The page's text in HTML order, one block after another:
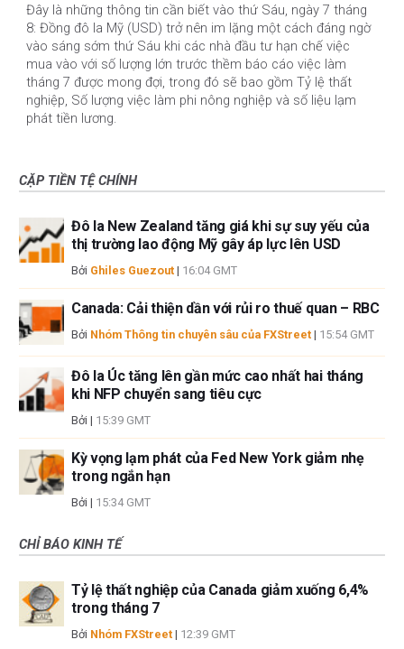
Đây là những thông tin cần biết vào thứ Sáu, ngày 7 tháng
8: Đồng đô la Mỹ (USD) trở nên im lặng một cách đáng ngờ
vào sáng sớm thứ Sáu khi các nhà đầu tư hạn chế việc
mua vào với số lượng lớn trước thềm báo cáo việc làm
tháng 7 được mong đợi, trong đó sẽ bao gồm Tỷ lệ thất
nghiệp, Số lượng việc làm phi nông nghiệp và số liệu lạm
phát tiền lương.
CẶP TIỀN TỆ CHÍNH
Đô la New Zealand tăng giá khi sự suy yếu của
thị trường lao động Mỹ gây áp lực lên USD
Bởi Ghiles Guezout | 16:04 GMT
Canada: Cải thiện dần với rủi ro thuế quan – RBC
Bởi Nhóm Thông tin chuyên sâu của FXStreet | 15:54 GMT
Đô la Úc tăng lên gần mức cao nhất hai tháng
khi NFP chuyển sang tiêu cực
Bởi | 15:39 GMT
Kỳ vọng lạm phát của Fed New York giảm nhẹ
trong ngắn hạn
Bởi | 15:34 GMT
CHỈ BÁO KINH TẾ
Tỷ lệ thất nghiệp của Canada giảm xuống 6,4%
trong tháng 7
Bởi Nhóm FXStreet | 12:39 GMT